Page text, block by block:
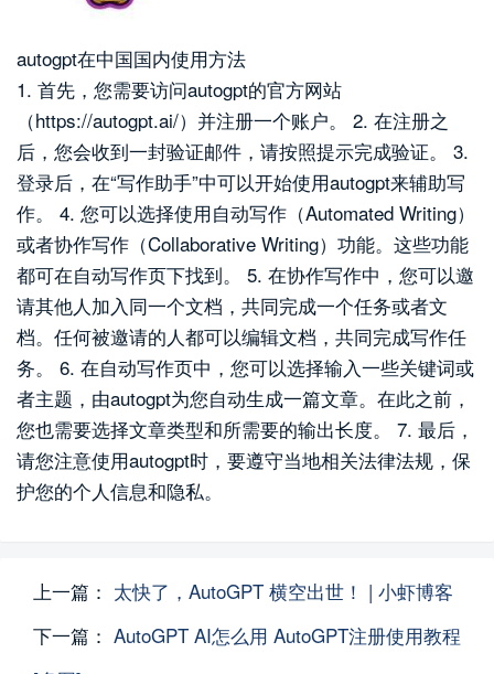
autogpt在中国国内使用方法
1. 首先，您需要访问autogpt的官方网站
（https://autogpt.ai/）并注册一个账户。 2. 在注册之
后，您会收到一封验证邮件，请按照提示完成验证。 3.
登录后，在“写作助手”中可以开始使用autogpt来辅助写
作。 4. 您可以选择使用自动写作（Automated Writing）
或者协作写作（Collaborative Writing）功能。这些功能
都可在自动写作页下找到。 5. 在协作写作中，您可以邀
请其他人加入同一个文档，共同完成一个任务或者文
档。任何被邀请的人都可以编辑文档，共同完成写作任
务。 6. 在自动写作页中，您可以选择输入一些关键词或
者主题，由autogpt为您自动生成一篇文章。在此之前，
您也需要选择文章类型和所需要的输出长度。 7. 最后，
请您注意使用autogpt时，要遵守当地相关法律法规，保
护您的个人信息和隐私。
上一篇： 太快了，AutoGPT 横空出世！ | 小虾博客
下一篇： AutoGPT AI怎么用 AutoGPT注册使用教程